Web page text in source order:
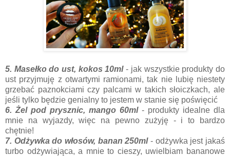
5. Masełko do ust, kokos 10ml- jak wszystkie produkty do
ust przyjmuję z otwartymi ramionami, tak nie lubię niestety
grzebać paznokciami czy palcami w takich słoiczkach, ale
jeśli tylko będzie genialny to jestem w stanie się poświęcić
6. Żel pod prysznic, mango 60ml - produkty idealne dla
mnie na wyjazdy, więc na pewno zużyję - i to bardzo
chętnie!
7. Odżywka do włosów, banan 250ml - odżywka jest jakaś
turbo odżywiająca, a mnie to cieszy, uwielbiam bananowe